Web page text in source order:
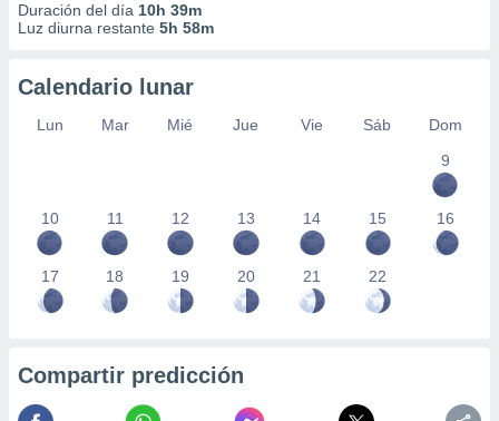
Duración del día 10h 39m
Luz diurna restante 5h 58m
Calendario lunar
Lun Mar Mié Jue Vie Sáb
Dom
9
10 11 12 13 14 15 16
17 18 19 20 21 22
Compartir predicción